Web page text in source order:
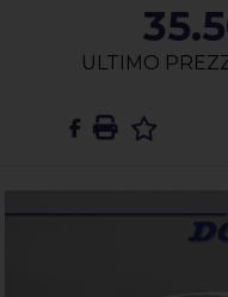
ULTIMO